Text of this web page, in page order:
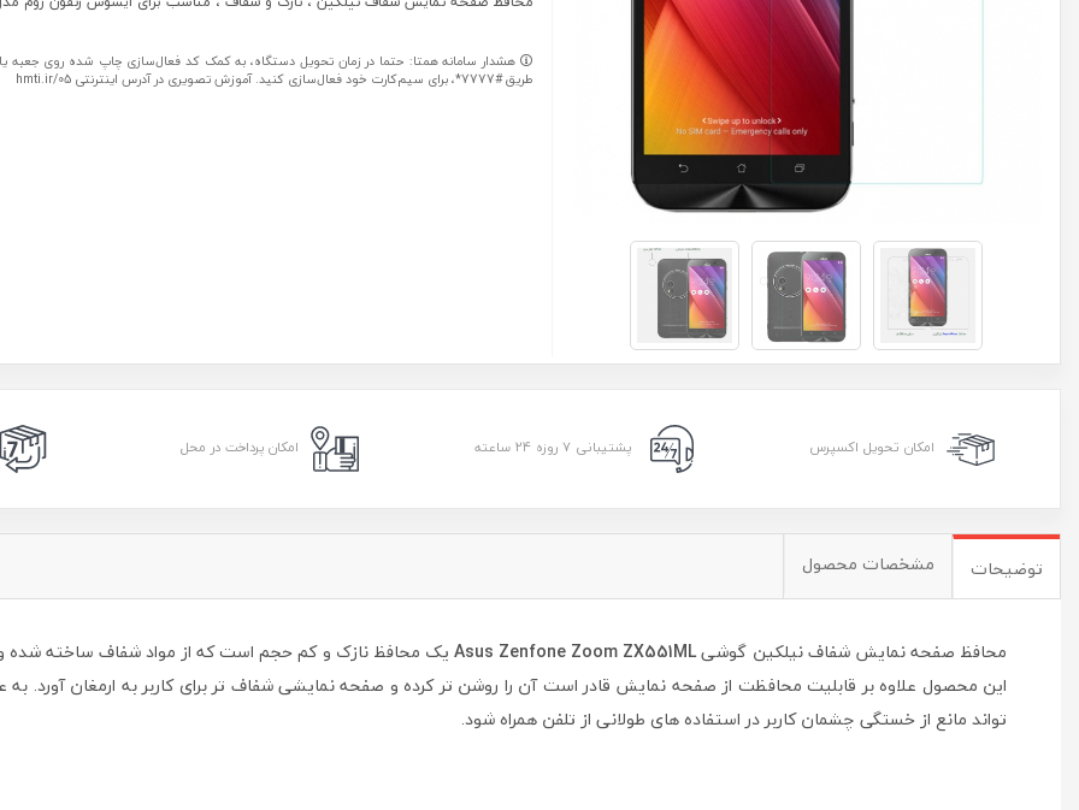
هشدار سامانه همتا: حتما در زمان تحویل دستگاه، به کمک کد فعال‌سازی چاپ شده روی جعبه یا
طریق #7777*، برای سیم‌کارت خود فعال‌سازی کنید. آموزش تصویری در آدرس اینترنتی hmti.ir/05
امکان تحویل اکسپرس پشتیبانی ۷ روزه ۲۴ ساعته امکان پرداخت در محل
توضیحات مشخصات محصول
محافظ صفحه نمایش شفاف نیلکین گوشیAsus Zenfone Zoom ZX551MLیک محافظ نازک و کم حجم است که از مواد شفاف ساخته شده
این محصول علاوه بر قابلیت محافظت از صفحه نمایش قادر است آن را روشن تر کرده و صفحه نمایشی شفاف تر برای کاربر به ارمغان آورد.
تواند مانع از خستگی چشمان کاربر در استفاده های طولانی از تلفن همراه شود.